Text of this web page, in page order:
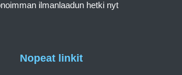
Nopeat linkit
ilmanlaadun hetki nyt